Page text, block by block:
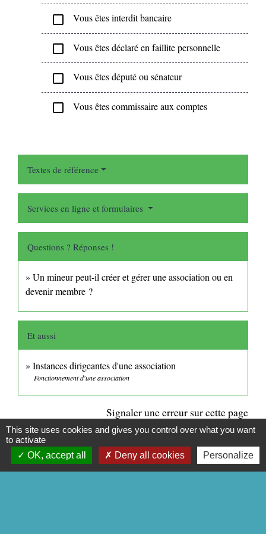
check_box_outline_blank Vous êtes interdit bancaire
check_box_outline_blank Vous êtes déclaré en faillite personnelle
check_box_outline_blank Vous êtes député ou sénateur
check_box_outline_blank Vous êtes commissaire aux comptes
Textes de référence
Services en ligne et formulaires
Questions ? Réponses !
Un mineur peut-il créer et gérer une association ou en
devenir membre ?
Et aussi
Instances dirigeantes d'une association
Fonctionnement d'une association
Signaler une erreur sur cette page
This site uses cookies and gives you control over what you want
to activate
OK, accept all
Deny all cookies Personalize